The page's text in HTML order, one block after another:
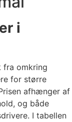
i
fra omkring
for større
afhænger af
og både
I tabellen